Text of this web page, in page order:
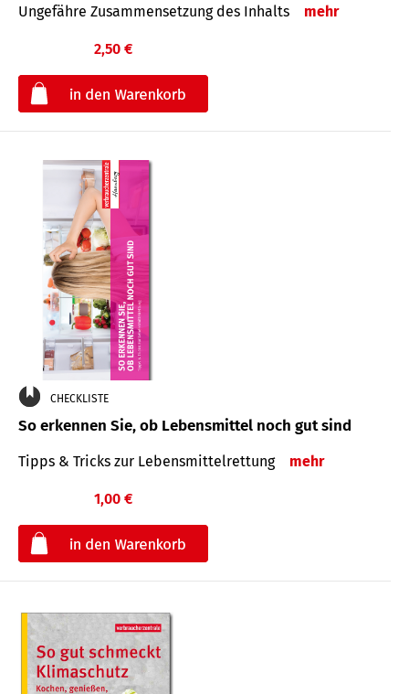
Ungefähre Zusammensetzung des Inhalts mehr
2,50 €
CHECKLISTE
So erkennen Sie, ob Lebensmittel noch gut sind
Tipps & Tricks zur Lebensmittelrettung mehr
1,00 €